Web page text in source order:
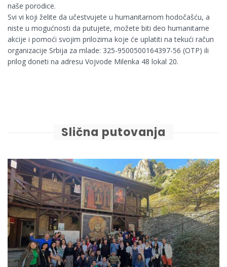
naše porodice.
Svi vi koji želite da učestvujete u humanitarnom hodočašću, a
niste u mogućnosti da putujete, možete biti deo humanitarne
akcije i pomoći svojim prilozima koje će uplatiti na tekući račun
organizacije Srbija za mlade: 325-9500500164397-56 (OTP) ili
prilog doneti na adresu Vojvode Milenka 48 lokal 20.
Slična putovanja